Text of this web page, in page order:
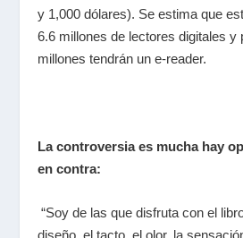
y 1,000 dólares). Se estima que
6.6 millones de lectores digitales y
millones tendrán un e-reader.
La controversia es mucha hay
en contra:
“Soy de las que disfruta con el
diseño, el tacto, el olor, la